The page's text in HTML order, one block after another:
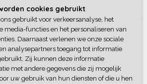
Dekens>Jollein Deken - Pink
cookies gebruikt
gebruikt voor verkeersanalyse, het
media-functies en het personaliseren van
Daarnaast verlenen we onze sociale
analysepartners toegang tot informatie
Zij kunnen deze informatie
met andere gegevens die zij mogelijk
uw gebruik van hun diensten of die u hen